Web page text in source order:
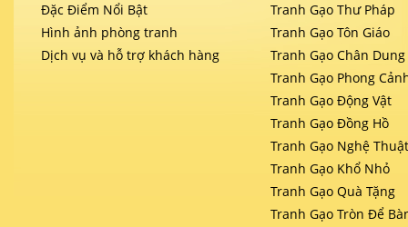
Đặc Điểm Nổi Bật
Hình ảnh phòng tranh
Dịch vụ và hỗ trợ khách hàng
Tranh Gạo Thư Pháp
Tranh Gạo Tôn Giáo
Tranh Gạo Chân Dung
Tranh Gạo Phong
Tranh Gạo Động Vật
Tranh Gạo Đồng Hồ
Tranh Gạo Nghệ
Tranh Gạo Khổ Nhỏ
Tranh Gạo Quà Tặng
Tranh Gạo Tròn Để